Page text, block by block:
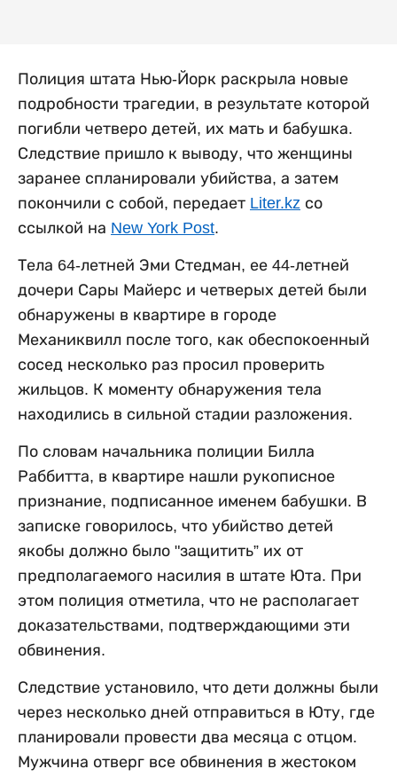
Полиция штата Нью-Йорк раскрыла новые
подробности трагедии, в результате которой
погибли четверо детей, их мать и бабушка.
Следствие пришло к выводу, что женщины
заранее спланировали убийства, а затем
покончили с собой, передает Liter.kz со
ссылкой на New York Post.
Тела 64-летней Эми Стедман, ее 44-летней
дочери Сары Майерс и четверых детей были
обнаружены в квартире в городе
Механиквилл после того, как обеспокоенный
сосед несколько раз просил проверить
жильцов. К моменту обнаружения тела
находились в сильной стадии разложения.
По словам начальника полиции Билла
Раббитта, в квартире нашли рукописное
признание, подписанное именем бабушки. В
записке говорилось, что убийство детей
якобы должно было "защитить” их от
предполагаемого насилия в штате Юта. При
этом полиция отметила, что не располагает
доказательствами, подтверждающими эти
обвинения.
Следствие установило, что дети должны были
через несколько дней отправиться в Юту, где
планировали провести два месяца с отцом.
Мужчина отверг все обвинения в жестоком